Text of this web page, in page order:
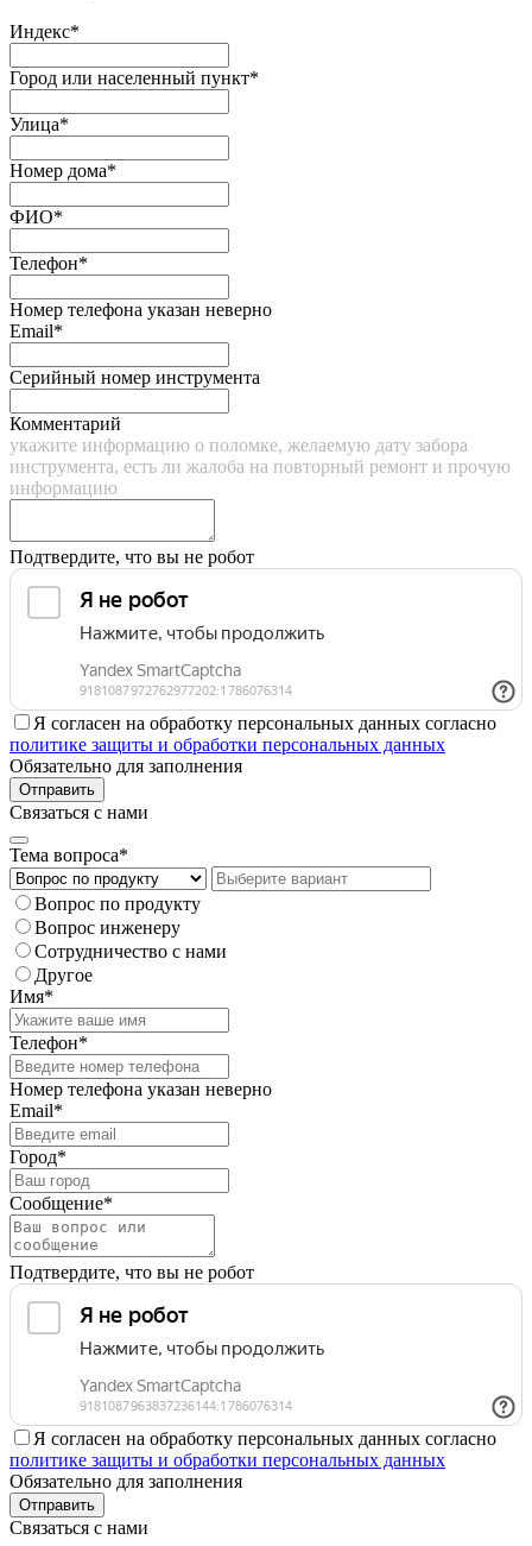
Индекс*
Город или населенный пункт*
Улица*
Номер дома*
ФИО*
Телефон*
Номер телефона указан неверно
Email*
Серийный номер инструмента
Комментарий
укажите информацию о поломке, желаемую дату забора
инструмента, есть ли жалоба на повторный ремонт и прочую
информацию
Подтвердите, что вы не робот
Я согласен на обработку персональных данных согласно
политике защиты и обработки персональных данных
Обязательно для заполнения
Отправить
Связаться с нами
Тема вопроса*
Вопрос по продукту
Вопрос инженеру
Сотрудничество с нами
Другое
Имя*
Телефон*
Номер телефона указан неверно
Email*
Город*
Сообщение*
Подтвердите, что вы не робот
Я согласен на обработку персональных данных согласно
политике защиты и обработки персональных данных
Обязательно для заполнения
Отправить
Связаться с нами